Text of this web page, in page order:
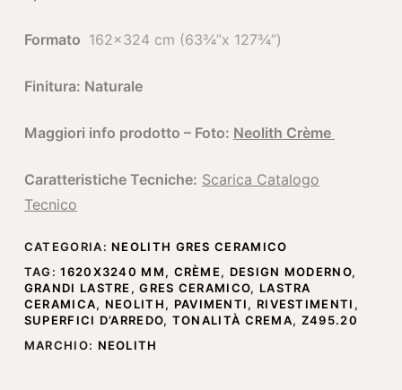
Formato 162×324 cm (63¾”x 127¾”)
Finitura: Naturale
Maggiori info prodotto – Foto: Neolith Crème
Caratteristiche Tecniche: Scarica Catalogo
Tecnico
CATEGORIA: NEOLITH GRES CERAMICO
TAG:1620X3240 MM, CRÈME, DESIGN MODERNO,
GRANDI LASTRE ,GRES CERAMICO, LASTRA
CERAMICA, NEOLITH, PAVIMENTI, RIVESTIMENTI ,
SUPERFICI D’ARREDO, TONALITÀ CREMA, Z495.20
MARCHIO: NEOLITH